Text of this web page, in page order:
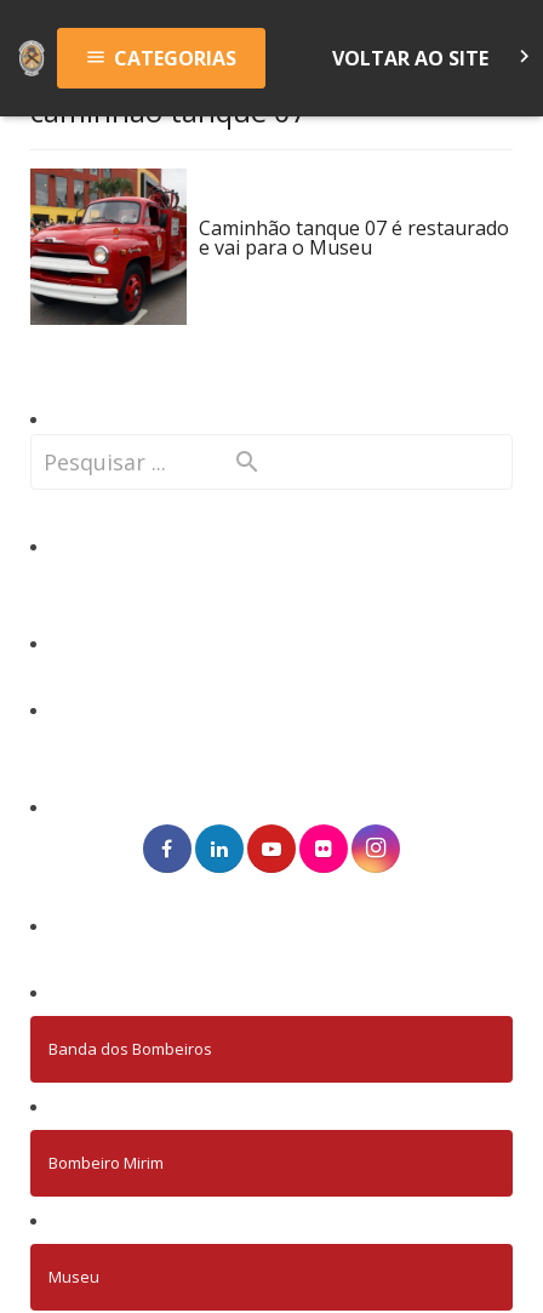
menu CATEGORIAS VOLTAR AO SITE keyboard_arrow_right
caminhão tanque 07
Caminhão tanque 07 é restaurado
e vai para o Museu
Banda dos Bombeiros
Bombeiro Mirim
Museu